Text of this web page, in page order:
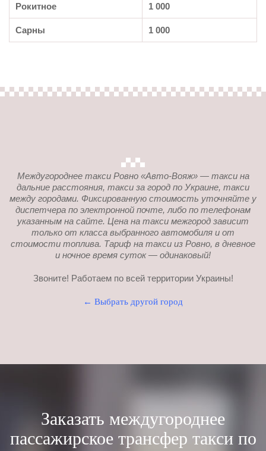
Рокитное 1 000
Сарны 1 000
Междугороднее такси Ровно «Авто-Вояж» — такси на
дальние расстояния, такси за город по Украине, такси
между городами. Фиксированную стоимость уточняйте у
диспетчера по электронной почте, либо по телефонам
указанным на сайте. Цена на такси межгород зависит
только от класса выбранного автомобиля и от
стоимости топлива. Тариф на такси из Ровно, в дневное
и ночное время суток — одинаковый!
Звоните! Работаем по всей территории Украины!
← Выбрать другой город
Заказать междугороднее
пассажирское трансфер такси по